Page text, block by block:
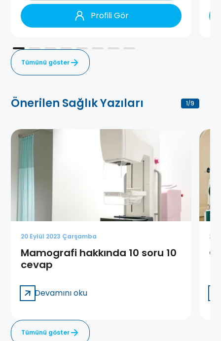
Profili Gör
Tümünü göster
Önerilen Sağlık Yazıları 1/9
20 Eylül 2023 Çarşamba
Mamografi hakkında 10 soru 10
cevap
Devamını oku
22
Tümünü göster